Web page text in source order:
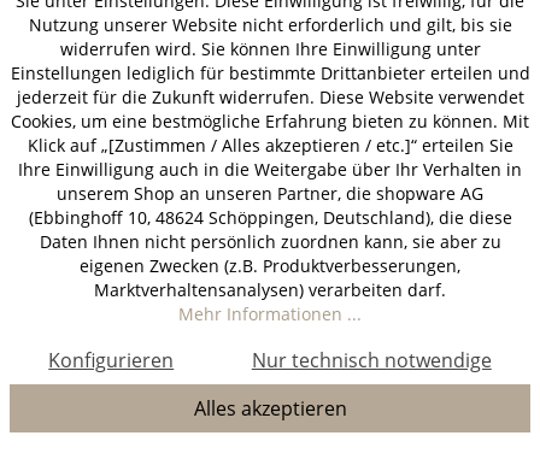
Nutzung unserer Website nicht erforderlich und gilt, bis sie
widerrufen wird. Sie können Ihre Einwilligung unter
Einstellungen lediglich für bestimmte Drittanbieter erteilen und
jederzeit für die Zukunft widerrufen. Diese Website verwendet
Cookies, um eine bestmögliche Erfahrung bieten zu können. Mit
Klick auf „[Zustimmen / Alles akzeptieren / etc.]“ erteilen Sie
Ihre Einwilligung auch in die Weitergabe über Ihr Verhalten in
unserem Shop an unseren Partner, die shopware AG
(Ebbinghoff 10, 48624 Schöppingen, Deutschland), die diese
Daten Ihnen nicht persönlich zuordnen kann, sie aber zu
eigenen Zwecken (z.B. Produktverbesserungen,
Marktverhaltensanalysen) verarbeiten darf.
Mehr Informationen ...
Nur technisch notwendige
Konfigurieren
Alles akzeptieren